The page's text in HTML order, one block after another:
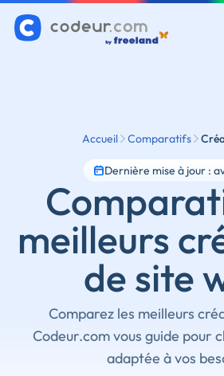
Accueil Comparatifs
Dernière mise à jour :
meilleurs
de site
Comparez les meilleurs
Codeur.com vous guide pour
adaptée à vos